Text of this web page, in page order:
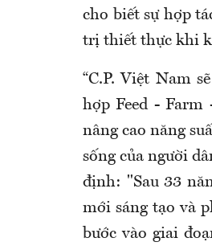
cho biết sự hợp
trị thiết thực khi
“C.P. Việt Nam
hợp Feed -
nâng cao năng
sống của người
định: "Sau 33
mới sáng tạo và
bước vào giai